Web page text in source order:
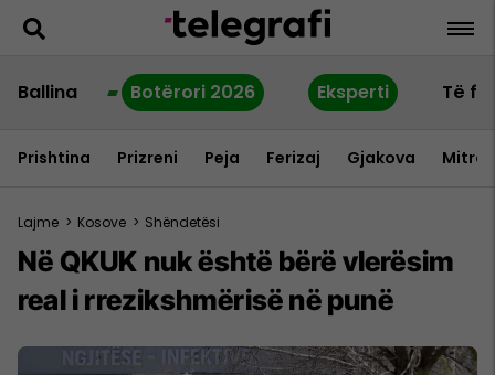
Ballina Botërori 2026 Eksperti Të
Prishtina Prizreni Peja Ferizaj Gjakova
Lajme > Kosove > Shëndetësi
Në QKUK nuk është bërë vlerësim
real i rrezikshmërisë në punë